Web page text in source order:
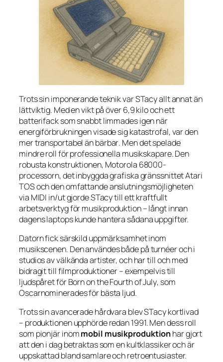
Trots sin imponerande teknik var STacy allt annat än
lättviktig. Med en vikt på över 6,9 kilo och ett
batterifack som snabbt limmades igen när
energiförbrukningen visade sig katastrofal, var den
mertransportabelänbärbar. Men det spelade
mindre roll för professionella musikskapare. Den
robusta konstruktionen, Motorola 68000-
processorn, det inbyggda grafiska gränssnittet Atari
TOS och den omfattande anslutningsmöjligheten
via MIDI in/ut gjorde STacy till ett kraftfullt
arbetsverktyg för musikproduktion – långt innan
dagens laptops kunde hantera sådana uppgifter.
Datorn fick särskild uppmärksamhet inom
musikscenen. Den användes både på turnéer och i
studios av välkända artister, och har till och med
bidragit till filmproduktioner – exempelvis till
ljudspåret förBorn on the Fourth of July, som
Oscarnominerades för bästa ljud.
Trots sin avancerade hårdvara blev STacy kortlivad
– produktionen upphörde redan 1991. Men dess roll
som pionjär inommobil musikproduktionhar gjort
att den i dag betraktas som en kultklassiker och är
uppskattad bland samlare och retroentusiaster.